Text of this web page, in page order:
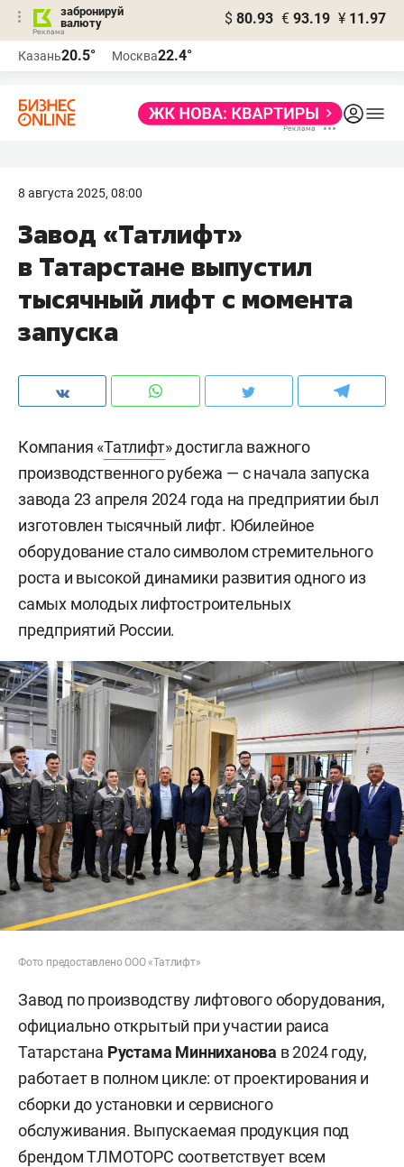
забронируй
валюту
$ 80.93 € 93.19 ¥ 11.97
Казань20.5° Москва22.4°
8 августа 2025, 08:00
Завод «Татлифт»
в Татарстане выпустил
тысячный лифт с момента
запуска
Компания «Татлифт» достигла важного
производственного рубежа — с начала запуска
завода 23 апреля 2024 года на предприятии был
изготовлен тысячный лифт. Юбилейное
оборудование стало символом стремительного
роста и высокой динамики развития одного из
самых молодых лифтостроительных
предприятий России.
Фото предоставлено ООО «Татлифт»
Завод по производству лифтового оборудования,
официально открытый при участии раиса
Татарстана Рустама Минниханова в 2024 году,
работает в полном цикле: от проектирования и
сборки до установки и сервисного
обслуживания. Выпускаемая продукция под
брендом ТЛМОТОРС соответствует всем